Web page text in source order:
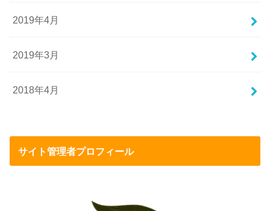
2019年4月
2019年3月
2018年4月
サイト管理者プロフィール